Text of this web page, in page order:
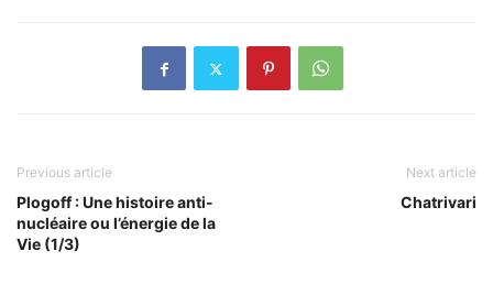
Previous article
Plogoff : Une histoire anti-
nucléaire ou l’énergie de la
Vie (1/3)
Next article
Chatrivari